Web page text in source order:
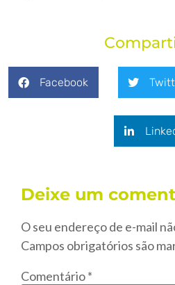
Facebook
Deixe um
O seu endereço de e-mail
Campos obrigatórios são
Comentário*